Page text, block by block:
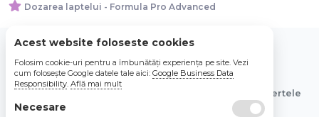
Dozarea laptelui - Formula Pro Advanced
© 2026 Bebe Nou Online Store SRL
Toate preturile sunt exprimate in lei si includ tva. Ofertele
sunt valabile in limita stocului disponibil.
Acest website foloseste cookies
Folosim cookie-uri pentru a îmbunătăți experiența pe site. Vezi
cum folosește Google datele tale aici: Google Business Data
Responsibility. Află mai mult
Necesare